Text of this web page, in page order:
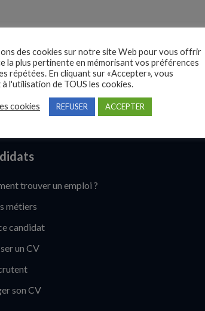
trouver un emploi ?
métiers
candidat
un CV
son CV
des cookies sur notre site Web pour vous offrir
la plus pertinente en mémorisant vos préférences
répétées. En cliquant sur «Accepter», vous
l'utilisation de TOUS les cookies.
cookies REFUSER ACCEPTER